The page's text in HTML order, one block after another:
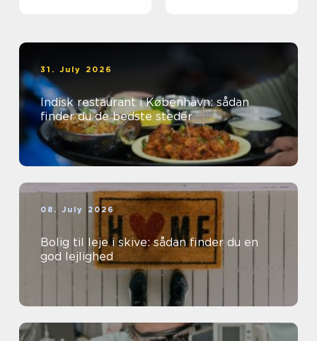
31. July 2026
Indisk restaurant i København: sådan
finder du de bedste steder
08. July 2026
Bolig til leje i skive: sådan finder du en
god lejlighed